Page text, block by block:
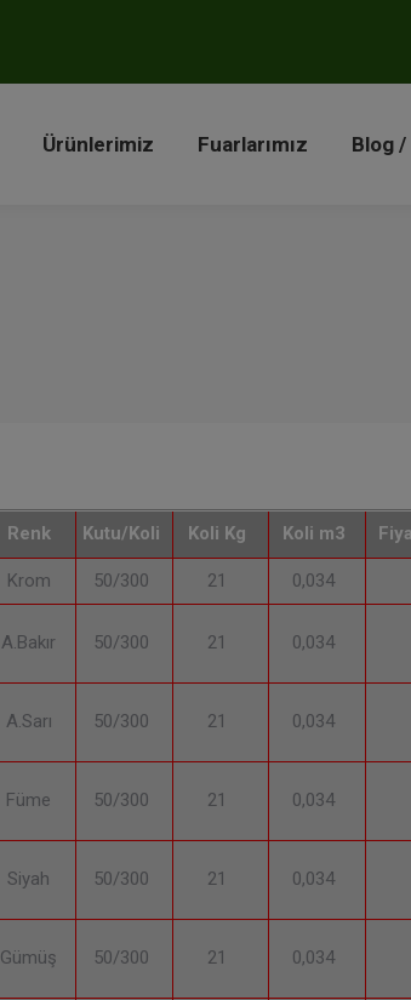
Ürünlerimiz Fuarlarımız Blog /
Renk Kutu/Koli Koli Kg Koli m3
Krom 50/300 21 0,034
A.Bakır 50/300 21 0,034
A.Sarı 50/300 21 0,034
Füme 50/300 21 0,034
Siyah 50/300 21 0,034
Gümüş 50/300 21 0,034